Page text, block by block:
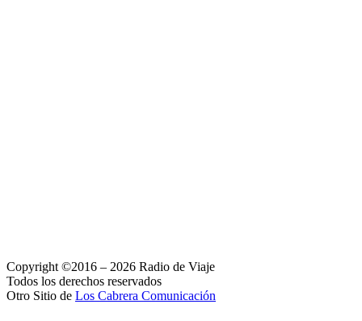
Copyright ©2016 – 2026 Radio de Viaje
Todos los derechos reservados
Otro Sitio de Los Cabrera Comunicación